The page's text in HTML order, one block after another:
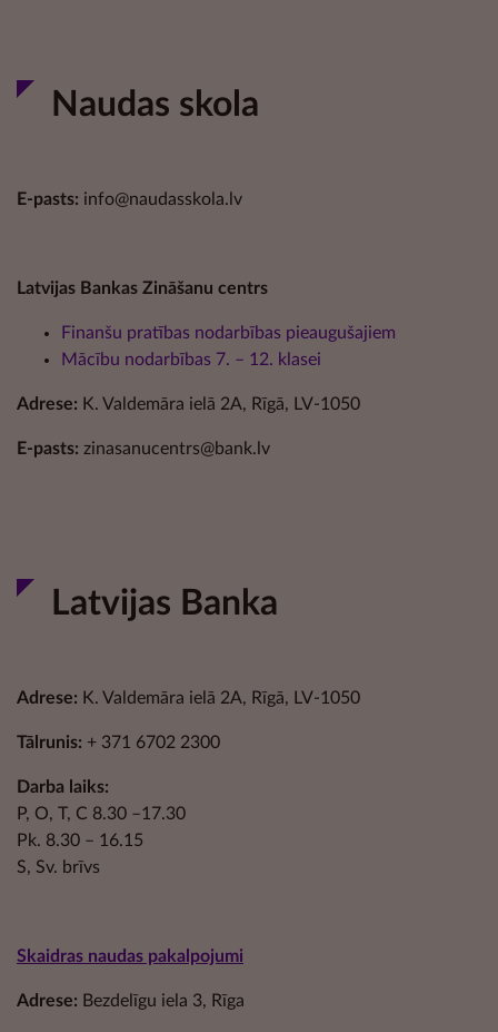
Naudas skola
E-pasts: info@naudasskola.lv
Latvijas Bankas Zināšanu centrs
Finanšu pratības nodarbības pieaugušajiem
Mācību nodarbības 7. – 12. klasei
Adrese: K. Valdemāra ielā 2A, Rīgā, LV-1050
E-pasts: zinasanucentrs@bank.lv
Latvijas Banka
Adrese: K. Valdemāra ielā 2A, Rīgā, LV-1050
Tālrunis: + 371 6702 2300
Darba laiks:
P, O, T, C 8.30 –17.30
Pk. 8.30 – 16.15
S, Sv. brīvs
Skaidras naudas pakalpojumi
Adrese: Bezdelīgu iela 3, Rīga